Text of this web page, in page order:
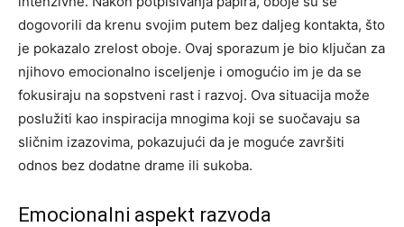
dogovorili da krenu svojim putem bez daljeg kontakta, što
je pokazalo zrelost oboje. Ovaj sporazum je bio ključan za
njihovo emocionalno isceljenje i omogućio im je da se
fokusiraju na sopstveni rast i razvoj. Ova situacija može
poslužiti kao inspiracija mnogima koji se suočavaju sa
sličnim izazovima, pokazujući da je moguće završiti
odnos bez dodatne drame ili sukoba.
Emocionalni aspekt razvoda